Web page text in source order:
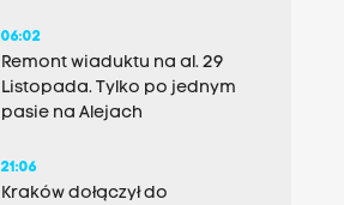
06:02
Remont wiaduktu na al. 29
Listopada. Tylko po jednym
pasie na Alejach
21:06
Kraków dołączył do